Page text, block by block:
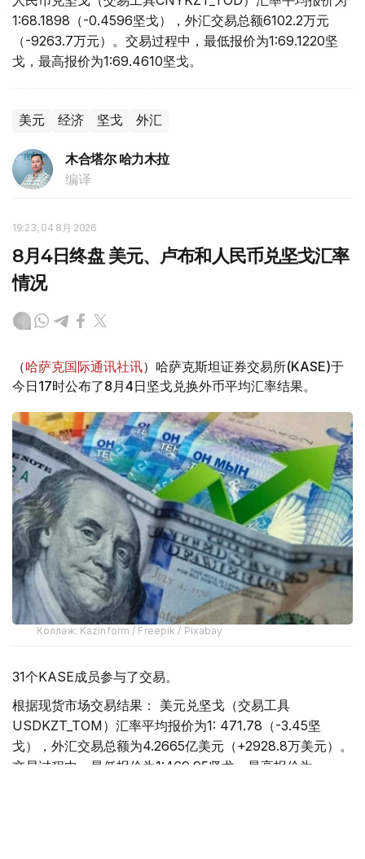
1:68.1898（-0.4596坚戈），外汇交易总额6102.2万元
（-9263.7万元）。交易过程中，最低报价为1:69.1220坚
戈，最高报价为1:69.4610坚戈。
美元 经济 坚戈 外汇
木合塔尔 哈力木拉
编译
19:23, 04 8月 2026
8月4日终盘 美元、卢布和人民币兑坚戈汇率
情况
（哈萨克国际通讯社讯）哈萨克斯坦证券交易所(KASE)于
今日17时公布了8月4日坚戈兑换外币平均汇率结果。
Коллаж: Kazinform / Freepik / Pixabay
31个KASE成员参与了交易。
根据现货市场交易结果： 美元兑坚戈（交易工具
USDKZT_TOM）汇率平均报价为1: 471.78（-3.45坚
戈），外汇交易总额为4.2665亿美元（+2928.8万美元）。
交易过程中，最低报价为1:469.95坚戈，最高报价为